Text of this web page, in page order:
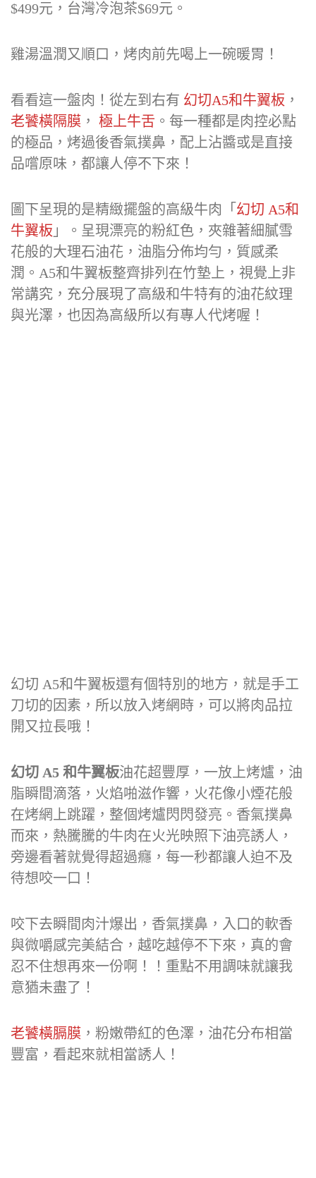
$499元，台灣冷泡茶$69元。
雞湯溫潤又順口，烤肉前先喝上一碗暖胃！
看看這一盤肉！從左到右有 幻切A5和牛翼板 ，
老饕橫隔膜 ， 極上牛舌 。每一種都是肉控必點
的極品，烤過後香氣撲鼻，配上沾醬或是直接
品嚐原味，都讓人停不下來！
圖下呈現的是精緻擺盤的高級牛肉「 幻切 A5和
牛翼板 」。呈現漂亮的粉紅色，夾雜著細膩雪
花般的大理石油花，油脂分佈均勻，質感柔
潤。A5和牛翼板整齊排列在竹墊上，視覺上非
常講究，充分展現了高級和牛特有的油花紋理
與光澤，也因為高級所以有專人代烤喔！
幻切 A5和牛翼板還有個特別的地方，就是手工
刀切的因素，所以放入烤網時，可以將肉品拉
開又拉長哦！
幻切 A5 和牛翼板油花超豐厚，一放上烤爐，油
脂瞬間滴落，火焰啪滋作響，火花像小煙花般
在烤網上跳躍，整個烤爐閃閃發亮。香氣撲鼻
而來，熱騰騰的牛肉在火光映照下油亮誘人，
旁邊看著就覺得超過癮，每一秒都讓人迫不及
待想咬一口！
咬下去瞬間肉汁爆出，香氣撲鼻，入口的軟香
與微嚼感完美結合，越吃越停不下來，真的會
忍不住想再來一份啊！！重點不用調味就讓我
意猶未盡了！
老饕橫膈膜 ，粉嫩帶紅的色澤，油花分布相當
豐富，看起來就相當誘人！